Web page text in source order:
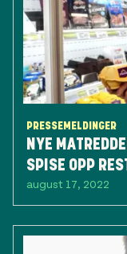
PRESSEMELDINGER
NYE
SPISE OPP
august 17, 2022